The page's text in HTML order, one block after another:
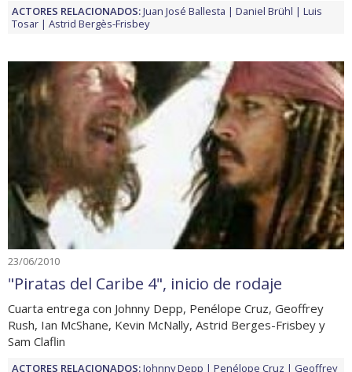
ACTORES RELACIONADOS:Juan José Ballesta Daniel Brühl
Luis
Tosar
Astrid Bergès-Frisbey
23/06/2010
"Piratas del Caribe 4", inicio de rodaje
Cuarta entrega con Johnny Depp, Penélope Cruz, Geoffrey
Rush, Ian McShane, Kevin McNally, Astrid Berges-Frisbey y
Sam Claflin
ACTORES RELACIONADOS:Johnny Depp Penélope Cruz
Geoffrey